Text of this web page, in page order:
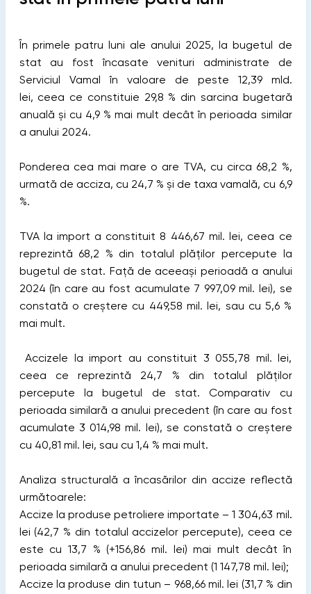
În primele patru luni ale anului 2025, la bugetul de
stat au fost încasate venituri administrate de
Serviciul Vamal în valoare de peste 12,39 mld.
lei, ceea ce constituie 29,8 % din sarcina bugetară
anuală și cu 4,9 % mai mult decât în perioada similar
a anului 2024.
Ponderea cea mai mare o are TVA, cu circa 68,2 %,
urmată de acciza, cu 24,7 % și de taxa vamală, cu 6,9
%.
TVA la import a constituit 8 446,67 mil. lei, ceea ce
reprezintă 68,2 % din totalul plăților percepute la
bugetul de stat. Față de aceeași perioadă a anului
2024 (în care au fost acumulate 7 997,09 mil. lei), se
constată o creștere cu 449,58 mil. lei, sau cu 5,6 %
mai mult.
Accizele la import au constituit 3 055,78 mil. lei,
ceea ce reprezintă 24,7 % din totalul plăților
percepute la bugetul de stat. Comparativ cu
perioada similară a anului precedent (în care au fost
acumulate 3 014,98 mil. lei), se constată o creștere
cu 40,81 mil. lei, sau cu 1,4 % mai mult.
Analiza structurală a încasărilor din accize reflectă
următoarele:
Accize la produse petroliere importate – 1 304,63 mil.
lei (42,7 % din totalul accizelor percepute), ceea ce
este cu 13,7 % (+156,86 mil. lei) mai mult decât în
perioada similară a anului precedent (1 147,78 mil. lei);
Accize la produse din tutun – 968,66 mil. lei (31,7 % din